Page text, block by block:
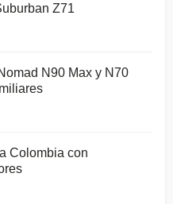
Z71
N90 Max y N70
Colombia con